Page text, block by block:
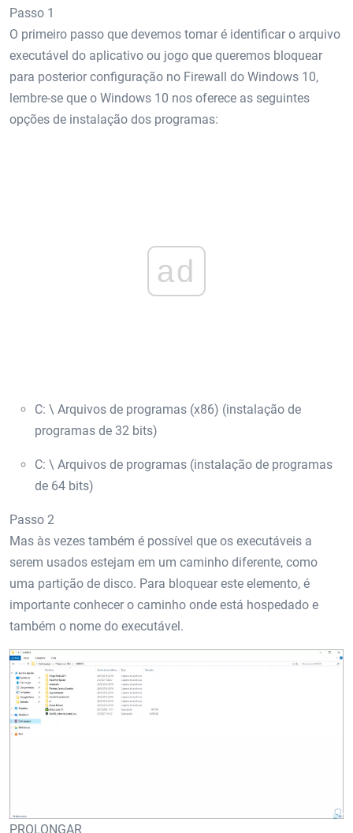
Passo 1
O primeiro passo que devemos tomar é identificar o arquivo
executável do aplicativo ou jogo que queremos bloquear
para posterior configuração no Firewall do Windows 10,
lembre-se que o Windows 10 nos oferece as seguintes
opções de instalação dos programas:
ad
C: \ Arquivos de programas (x86) (instalação de
programas de 32 bits)
C: \ Arquivos de programas (instalação de programas
de 64 bits)
Passo 2
Mas às vezes também é possível que os executáveis ​​a
serem usados ​​estejam em um caminho diferente, como
uma partição de disco. Para bloquear este elemento, é
importante conhecer o caminho onde está hospedado e
também o nome do executável.
PROLONGAR